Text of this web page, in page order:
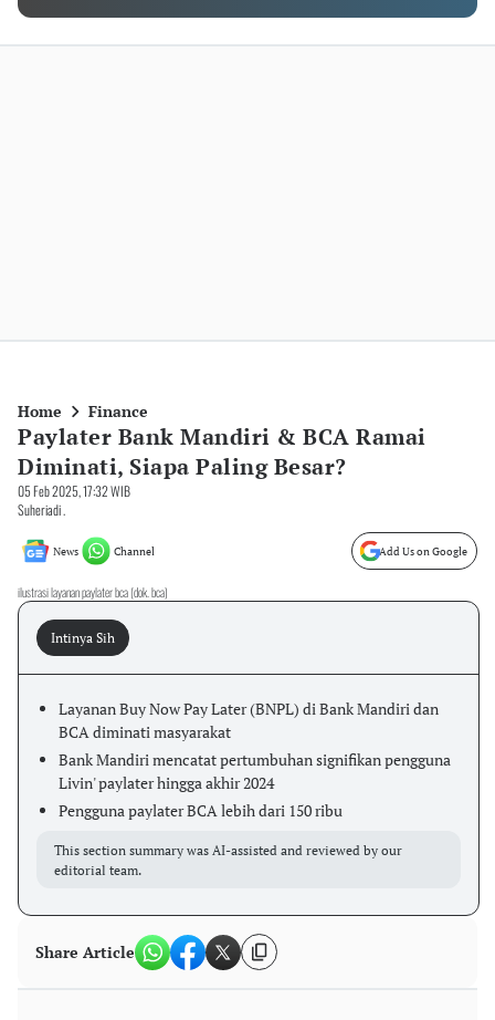
Home Finance
Paylater Bank Mandiri & BCA Ramai
Diminati, Siapa Paling Besar?
05 Feb 2025, 17:32 WIB
Suheriadi .
News Channel Add Us on Google
ilustrasi layanan paylater bca (dok. bca)
Intinya Sih
Layanan Buy Now Pay Later (BNPL) di Bank Mandiri dan
BCA diminati masyarakat
Bank Mandiri mencatat pertumbuhan signifikan pengguna
Livin' paylater hingga akhir 2024
Pengguna paylater BCA lebih dari 150 ribu
This section summary was AI-assisted and reviewed by our
editorial team.
Share Article